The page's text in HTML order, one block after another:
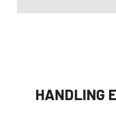
HANDLING